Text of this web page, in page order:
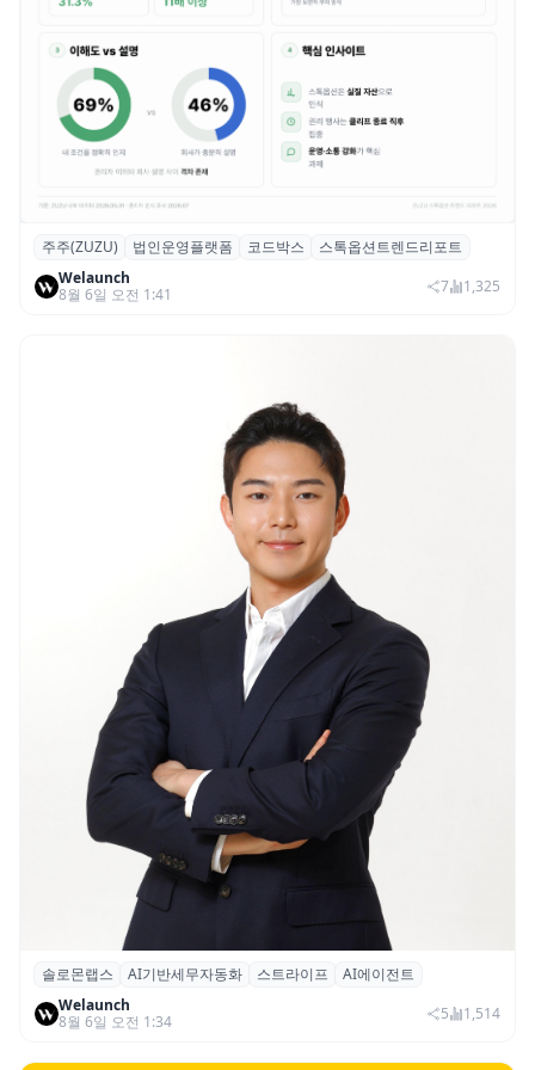
스톡옵션 취소율 2년 만에 18.2%→31.3%…
권리 발생 즉시 행사 비중도 급증
주주(ZUZU) 법인운영플랫폼 코드박스
스톡옵션트렌드리포트
Welaunch
8월 6일 오전 1:41
7 1,325
솔로몬랩스, 스트라이프 출신 이창헌 영입…
절세 전략 AI 에이전트 개발 본격화
솔로몬랩스 AI기반세무자동화 스트라이프
AI에이전트
Welaunch
8월 6일 오전 1:34
5 1,514